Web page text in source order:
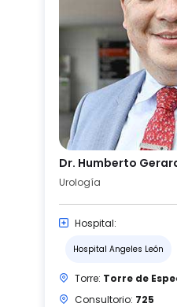
Dr. Humberto
Urología
Hospital:
Hospital Angeles León
Torre: Torre de
Consultorio: 725